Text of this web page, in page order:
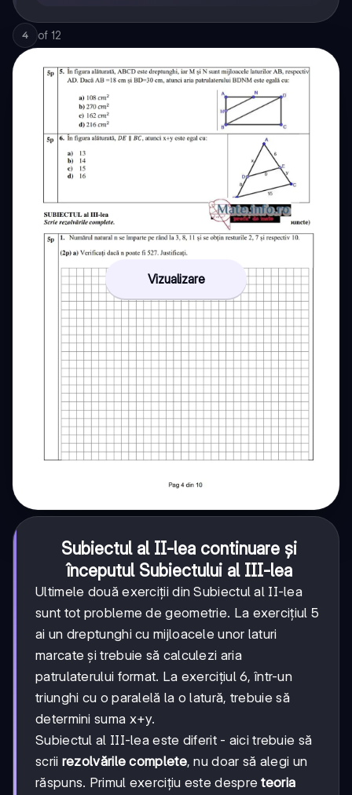
4 of 12
Vizualizare
Subiectul al II-lea continuare și
începutul Subiectului al III-lea
Ultimele două exerciții din Subiectul al II-lea
sunt tot probleme de geometrie. La exercițiul 5
ai un dreptunghi cu mijloacele unor laturi
marcate și trebuie să calculezi aria
patrulaterului format. La exercițiul 6, într-un
triunghi cu o paralelă la o latură, trebuie să
determini suma x+y.
Subiectul al III-lea este diferit - aici trebuie să
scrii rezolvările complete, nu doar să alegi un
răspuns. Primul exercițiu este despreteoria